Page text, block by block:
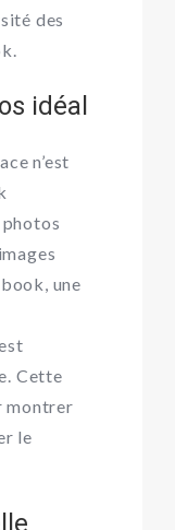
des
idéal
n’est
une
Cette
montrer
le